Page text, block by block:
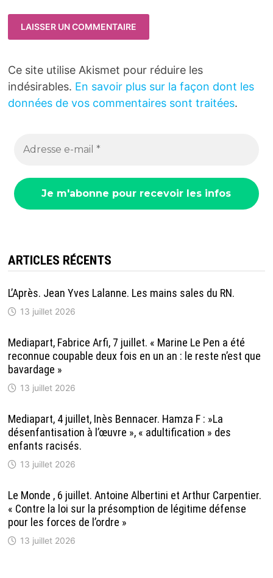
Ce site utilise Akismet pour réduire les
indésirables. En savoir plus sur la façon dont les
données de vos commentaires sont traitées.
ARTICLES RÉCENTS
L’Après. Jean Yves Lalanne. Les mains sales du RN.
13 juillet 2026
Mediapart, Fabrice Arfi, 7 juillet. « Marine Le Pen a été
reconnue coupable deux fois en un an : le reste n’est que
bavardage »
13 juillet 2026
Mediapart, 4 juillet, Inès Bennacer. Hamza F : »La
désenfantisation à l’œuvre », « adultification » des
enfants racisés.
13 juillet 2026
Le Monde , 6 juillet. Antoine Albertini et Arthur Carpentier.
« Contre la loi sur la présomption de légitime défense
pour les forces de l’ordre »
13 juillet 2026